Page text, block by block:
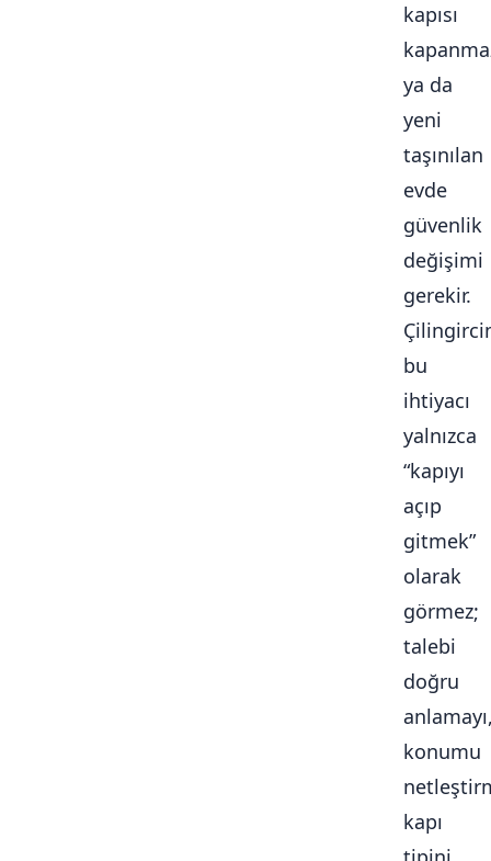
kapısı
ya da
yeni
taşınılan
evde
güvenlik
değişimi
gerekir.
bu
ihtiyacı
yalnızca
“kapıyı
açıp
gitmek”
olarak
görmez;
talebi
doğru
konumu
kapı